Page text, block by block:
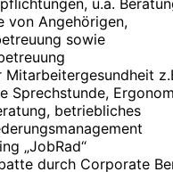
u.a.
von Angehörigen,
sowie
Sprechstunde,
betriebliches
„JobRad“
durch Corporate